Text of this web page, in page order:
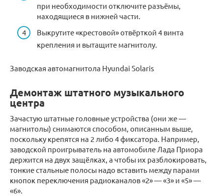
при необходимости отключите разъёмы,
находящиеся в нижней части.
Выкрутите «крестовой» отвёрткой 4 винта
крепления и вытащите магнитолу.
Заводская автомагнитола Hyundai Solaris
Демонтаж штатного музыкального
центра
Зачастую штатные головные устройства (они же —
магнитолы) снимаются способом, описанным выше,
поскольку крепятся на 2 либо 4 фиксатора. Например,
заводской проигрыватель на автомобиле Лада Приора
держится на двух защёлках, а чтобы их разблокировать,
тонкие стальные полосы надо вставить между парами
кнопок переключения радиоканалов «2» — «3» и «5» —
«6».